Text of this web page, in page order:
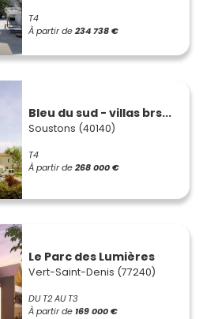
T4
À partir de234 738 €
Bleu du sud - villas brs...
Soustons (40140)
T4
À partir de268 000 €
Le Parc des Lumières
Vert-Saint-Denis (77240)
DU T2 AU T3
À partir de 169 000 €